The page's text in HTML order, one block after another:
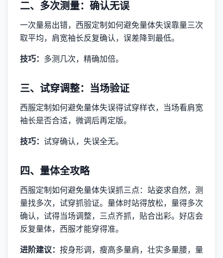
二、多次测量：确认无误
一次量易出错，西服定制如何避免量体失误靠量三次
取平均，肩宽袖长反复确认，误差降到最低。
技巧： 多测几次，精确加倍。
三、试穿调整：当场验证
西服定制如何避免量体失误得试穿样衣，当场看肩宽
袖长是否合适，微调后再定版。
技巧： 试穿确认，失误全无。
四、量体全攻略
西服定制如何避免量体失误抓三点：站姿求自然，测
量找多次，试穿抓验证。量体时站得放松，量得多次
确认，试得当场调整，三点齐抓，贴合出彩。好店会
反复量体，西服才能穿得准。
进阶建议： 按身形调，瘦高多量肩，壮实多量腰，量